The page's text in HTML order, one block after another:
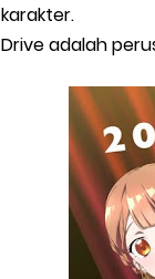
karakter.
Drive adalah